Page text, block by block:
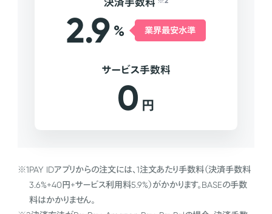
2.9 % 業界最安水準
サービス手数料
0 円
※1PAY IDアプリからの注文には、1注文あたり手数料（決済手数料
3.6%+40円+サービス利用料5.9%）がかかります。BASEの手数
料はかかりません。